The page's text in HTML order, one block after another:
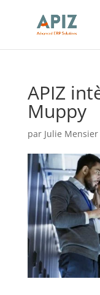
APIZ
Muppy
par Julie Mensier